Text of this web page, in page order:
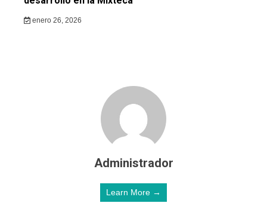
enero 26, 2026
Administrador
Learn More →